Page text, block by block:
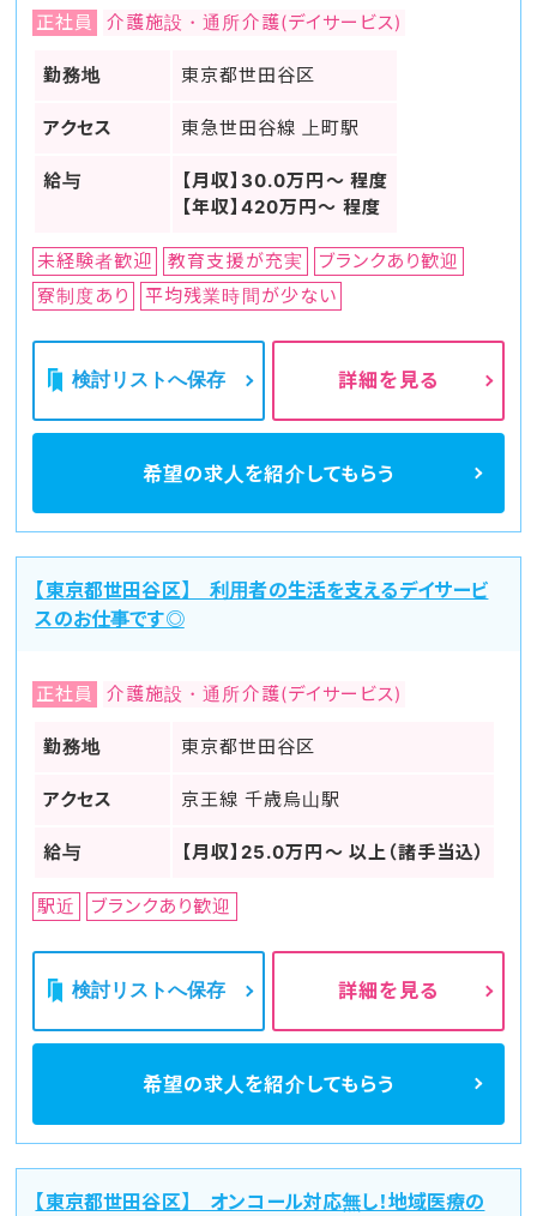
正社員 介護施設・通所介護(デイサービス)
勤務地 東京都世田谷区
アクセス 東急世田谷線 上町駅
給与
【月収】30.0万円～ 程度
【年収】420万円～ 程度
未経験者歓迎 教育支援が充実
ブランクあり歓迎
寮制度あり
平均残業時間が少ない
検討リストへ保存 詳細を見る
希望の求人を紹介してもらう
【東京都世田谷区】 利用者の生活を支えるデイサービ
スのお仕事です◎
正社員 介護施設・通所介護(デイサービス)
勤務地 東京都世田谷区
アクセス 京王線 千歳烏山駅
給与 【月収】25.0万円～ 以上（諸手当込）
駅近 ブランクあり歓迎
検討リストへ保存 詳細を見る
希望の求人を紹介してもらう
【東京都世田谷区】 オンコール対応無し！地域医療の